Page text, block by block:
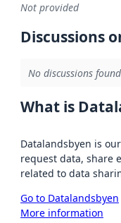
Not provided
Discussions
No discussions found
What is
Datalandsbyen is
request data, share
related to data
Go to Datalandsbyen
More information